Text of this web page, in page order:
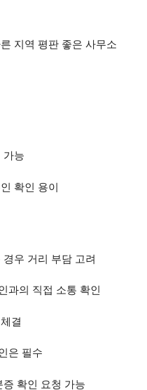
지역 평판 좋은 사무소
가능
확인 용이
우 거리 부담 고려
과의 직접 소통 확인
결
은 필수
확인 요청 가능